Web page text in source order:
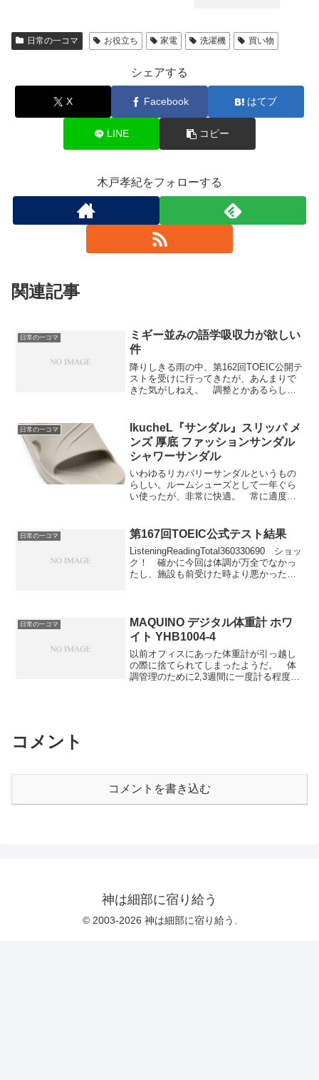
日常の一コマ お役立ち 家電 洗濯機 買い物
シェアする
X Facebook はてブ
LINE コピー
木戸孝紀をフォローする
関連記事
日常の一コマ
ミギー並みの語学吸収力が欲しい
件
降りしきる雨の中、第162回TOEIC公開テ
ストを受けに行ってきたが、あんまりで
きた気がしねえ。 調整とかあるらしい
れん。本気でそれが現在の実力だと思っ
たほうがいいのか。 総勉強時間も今見
たら125時間にしかなってないし、ペース
上げるどころか下がってるじゃねえ
か。 くそう、最大の原因は間違いなく
Minecraftが面白すぎることだが、Webゲ
ームのリメイクもしたいし、倉庫番ソル
バの続きもやりたいし、仕事の幅も広げ
教シリーズの再開も約束しちまったし、
旅行したい温泉行きたい、ああ生きるの
が楽しすぎて生きるのが辛い。 まあ愚
痴を言っても始まらないので、このぐら
いにして、次回に向けて勉強の話をしよ
日常の一コマ
IkucheL『サンダル』スリッパ メ
ンズ 厚底 ファッションサンダル
シャワーサンダル
いわゆるリカバリーサンダルというもの
らしい。ルームシューズとして一年ぐら
い使ったが、非常に快適。 常に適度に
し、年中変わらず使える。 ちょっと厚
みもあって普通のサンダルにはない癖が
あり、慣れるまで何度か突っかかって転
びそうになったことがあったので、それ
だけは注意。
日常の一コマ 第167回TOEIC公式テスト結果
ListeningReadingTotal360330690 ショッ
ク！ 確かに今回は体調が万全でなかっ
たし、施設も前受けた時より悪かった気
れるものだから、問題が簡単だったの
か？ 総勉強時間も今日の時点でまだ256
時間にしかなってない。前回受けた時点
で125時間と言っていたから、ペースも結
局上がってないな。 とはいえ瞬間英作
文とかの経験から、テストに現れないと
日常の一コマ
MAQUINO デジタル体重計 ホワ
イト YHB1004-4
以前オフィスにあった体重計が引っ越し
の際に捨てられてしまったようだ。 体
調管理のために2,3週間に一度計る程度だ
コメント
コメントを書き込む
神は細部に宿り給う
© 2003-2026 神は細部に宿り給う.